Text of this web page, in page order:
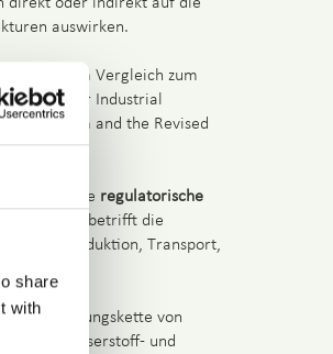
share
with
auswirken.
wurde im Vergleich zum
for Industrial
Reform and the Revised
steigende regulatorische
wider und betrifft die
Produktion, Transport,
von
des Wasserstoff- und